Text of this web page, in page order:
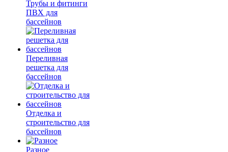
Трубы и фитинги
ПВХ для
бассейнов
Переливная
решетка для
бассейнов
Отделка и
строительство для
бассейнов
Разное